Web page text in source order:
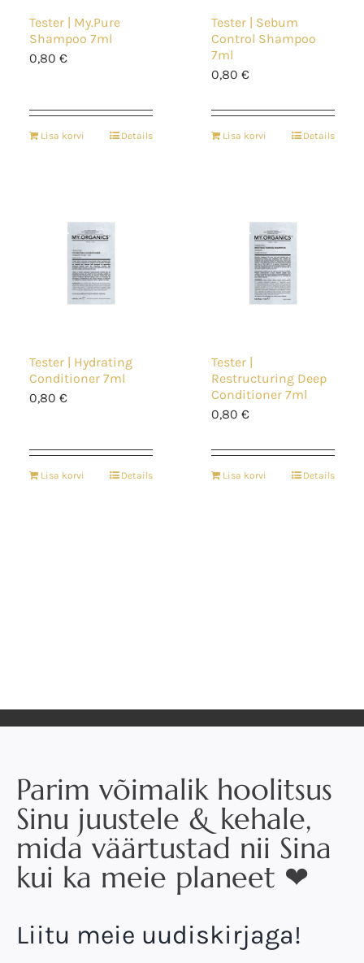
Tester | My.Pure
Shampoo 7ml
0,80 €
Lisa korvi Details
Tester | Sebum
Control Shampoo
7ml
0,80 €
Lisa korvi Details
Tester | Hydrating
Conditioner 7ml
0,80 €
Lisa korvi Details
Tester |
Restructuring Deep
Conditioner 7ml
0,80 €
Lisa korvi Details
Parim võimalik hoolitsus
Sinu juustele & kehale,
mida väärtustad nii Sina
kui ka meie planeet ❤
Liitu meie uudiskirjaga!